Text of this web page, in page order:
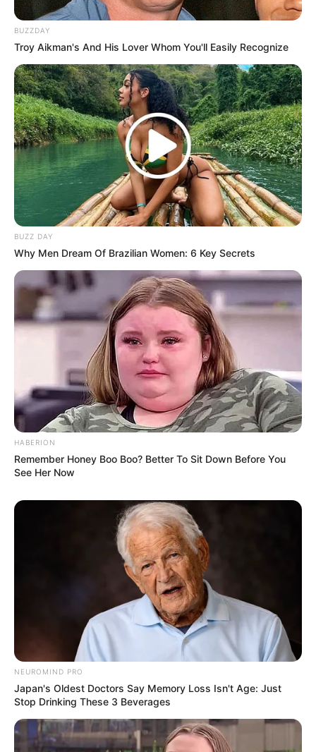
LIHAT ARTIKEL LAINNYA
Unik & Kreatif, 10 Trik yang
Wajib Pengguna
Handphone Ketahui
7 Trik Upcycling Barang di
Rumah, Ide Kreatif
Kurangi Sampah
Bikin Laper, 10 Trik Iklan
Makanan Agar Tampak
BUZZDAY
Troy Aikman's And His Lover Whom You'll Easily Recognize
BUZZ DAY
Why Men Dream Of Brazilian Women: 6 Key Secrets
HABERION
Remember Honey Boo Boo? Better To Sit Down Before You
See Her Now
NEUROMIND PRO
Japan's Oldest Doctors Say Memory Loss Isn't Age: Just
Stop Drinking These 3 Beverages